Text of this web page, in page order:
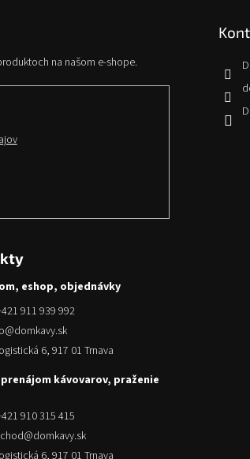
na našom e-shope.
eshop, objednávky
911 939 992
6, 917 01 Trnava
kávovarov, praženie
910 315 415